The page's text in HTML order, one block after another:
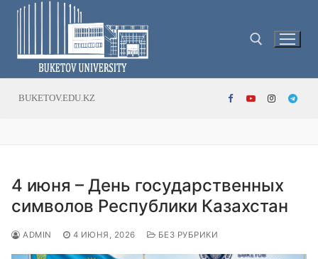
Перейти
содержимому
BUKETOV.EDU.KZ
4 июня – День государственных
символов Республики Казахстан
ADMIN 4 ИЮНЯ, 2026 БЕЗ РУБРИКИ